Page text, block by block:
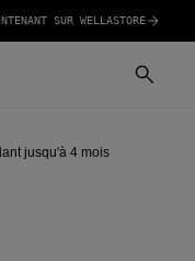
SUR WELLASTORE
jusqu'à 4 mois